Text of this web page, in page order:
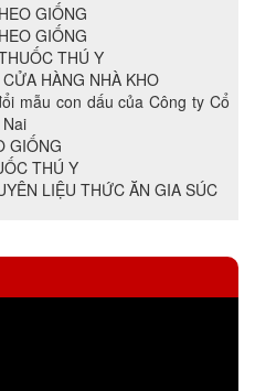
GIỐNG
GIỐNG
THÚ Y
HÀNG NHÀ KHO
mẫu con dấu của Công ty Cổ
GIỐNG
THÚ Y
LIỆU THỨC ĂN GIA SÚC